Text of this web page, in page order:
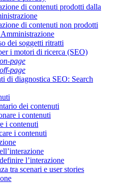
di contenuti prodotti dalla
di contenuti non prodotti
dei soggetti ritratti
i motori di ricerca (SEO)
on-page
off-page
di diagnostica SEO: Search
dei contenuti
i contenuti
i contenuti
i contenuti
l’interazione
tra scenari e user stories